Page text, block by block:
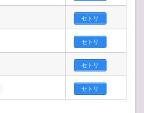
セトリ
セトリ
セトリ
セトリ